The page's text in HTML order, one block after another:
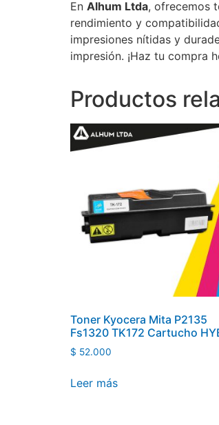
En Alhum Ltda, ofrecemos
rendimiento y
impresiones nítidas y
impresión. ¡Haz tu compra
Productos
Toner Kyocera Mita P2135
Fs1320 TK172 Cartucho
$ 52.000
Leer más